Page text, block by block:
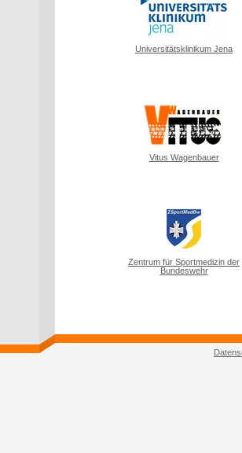
Universitätsklinikum Jena
Vitus Wagenbauer
Zentrum für Sportmedizin der
Bundeswehr